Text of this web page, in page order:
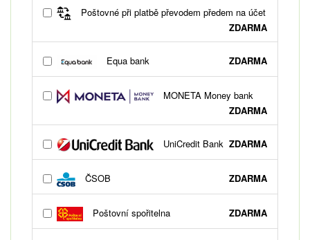
Poštovné při platbě převodem předem na účet
ZDARMA
Equa bank ZDARMA
MONETA Money bank
ZDARMA
UniCredit Bank ZDARMA
ČSOB ZDARMA
Poštovní spořitelna ZDARMA